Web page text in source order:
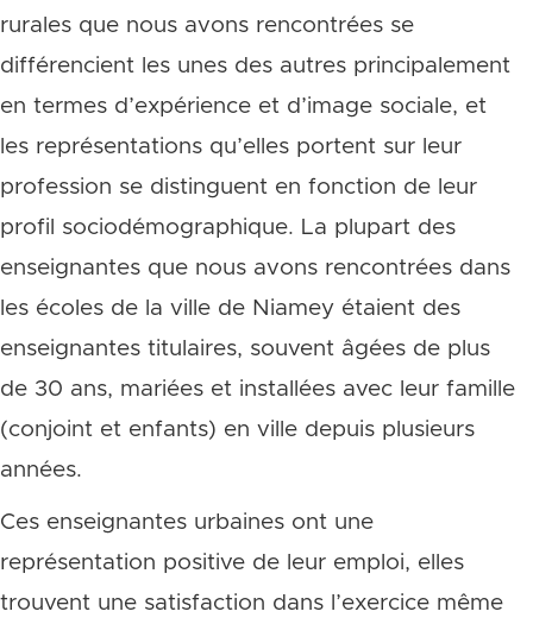
rurales que nous avons rencontrées se
différencient les unes des autres principalement
en termes d’expérience et d’image sociale, et
les représentations qu’elles portent sur leur
profession se distinguent en fonction de leur
profil sociodémographique. La plupart des
enseignantes que nous avons rencontrées dans
les écoles de la ville de Niamey étaient des
enseignantes titulaires, souvent âgées de plus
de 30 ans, mariées et installées avec leur famille
(conjoint et enfants) en ville depuis plusieurs
années.
Ces enseignantes urbaines ont une
représentation positive de leur emploi, elles
trouvent une satisfaction dans l’exercice même